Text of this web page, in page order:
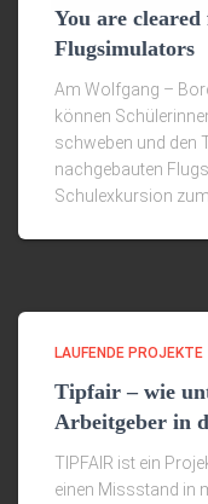
You are
Flugsimulators
Am Wolfgang –
können
schweben und den
nachgebauten
Schulexkursion
LAUFENDE PROJEKTE
Tipfair – wie
Arbeitgeber in
TIPFAIR ist ein
einen Missstand in